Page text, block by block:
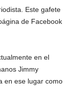
Este gafete
de Facebook
en el
Jimmy
en ese lugar como